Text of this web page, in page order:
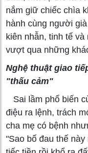
nắm giữ chiếc chìa
hành cùng người
kiên nhẫn, tinh tế
vượt qua những
Nghệ thuật giao
"thấu cảm"
Sai lầm phổ biến
điệu ra lệnh, trách
cha mẹ có bệnh
"Sao bố đau thế